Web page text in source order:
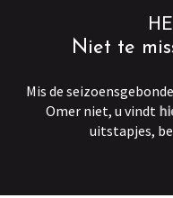
Niet te
Mis de
Omer niet, u vindt
uitstapjes,